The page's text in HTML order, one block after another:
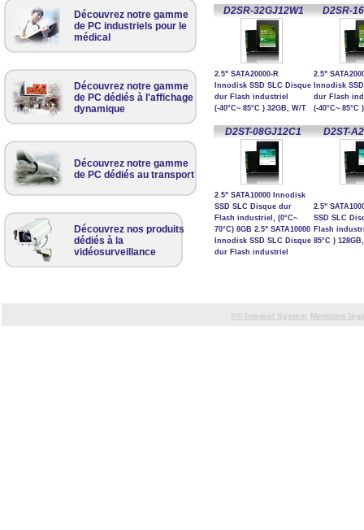
D2SR-32GJ12W1 D2SR-
2.5" SATA20000-R
Innodisk SSD SLC Disque
dur Flash industriel
(-40°C~ 85°C ) 32GB, W/T
2.5"
Innodisk
dur Flash
(-40°C~ 85°C
D2ST-08GJ12C1 D2ST-
2.5" SATA10000 Innodisk
SSD SLC Disque dur
Flash industriel, (0°C~
70°C) 8GB 2.5" SATA10000
Innodisk SSD SLC Disque
dur Flash industriel
2.5"
SSD SLC
Flash
85°C )
Integral System Mentions
Découvrez notre gamme
de PC industriels pour le
médical
Découvrez notre gamme
de PC dédiés à l'affichage
dynamique
Découvrez notre gamme
de PC dédiés au transport
Découvrez nos produits
dédiés à la
vidéosurveillance